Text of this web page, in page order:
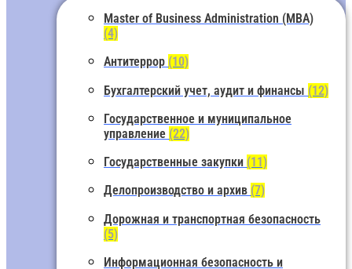
Master of Business Administration (MBA)
(4)
Антитеррор (10)
Бухгалтерский учет, аудит и финансы (12)
Государственное и муниципальное
управление (22)
Государственные закупки (11)
Делопроизводство и архив (7)
Дорожная и транспортная безопасность
(5)
Информационная безопасность и